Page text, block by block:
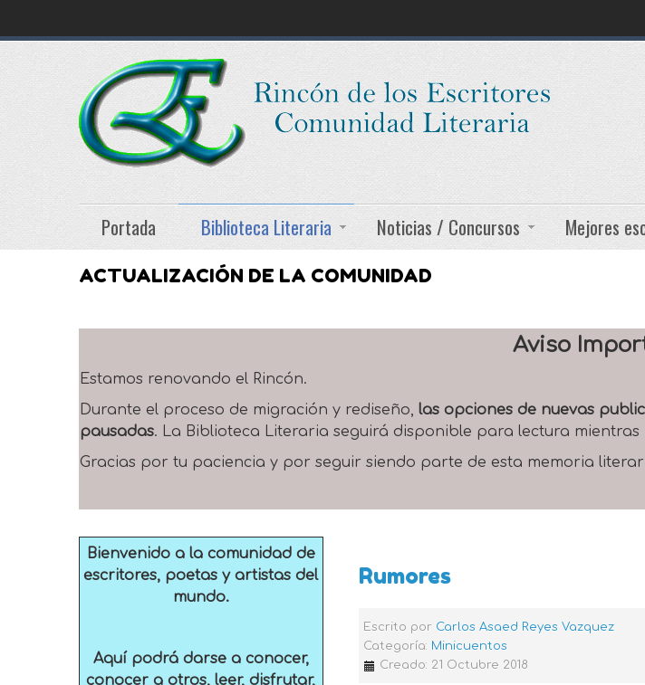
Portada Biblioteca Literaria Noticias / Concursos Mejores
ACTUALIZACIÓN DE LA COMUNIDAD
Aviso
Estamos renovando el Rincón.
Durante el proceso de migración y rediseño, las opciones de nuevas
pausadas. La Biblioteca Literaria seguirá disponible para lectura
Gracias por tu paciencia y por seguir siendo parte de esta memoria
Rumores
Escrito por Carlos Asaed Reyes Vazquez
Categoría: Minicuentos
Creado: 21 Octubre 2018
Bienvenido a la comunidad de
escritores, poetas y artistas del
mundo.
Aquí podrá darse a conocer,
conocer a otros, leer, disfrutar,